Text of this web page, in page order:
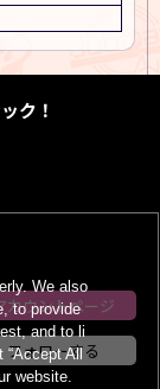
ク！
カウントページ
フォローする
We also
to provide
and to li
All
website.